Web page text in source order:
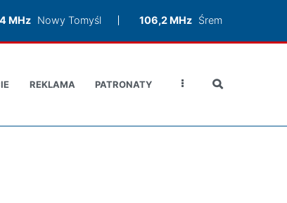
MHz Nowy Tomyśl 106,2 MHz Śrem
REKLAMA PATRONATY